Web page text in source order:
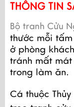
THÔNG TIN
Bộ tranh Cửu
thước mỗi
ở phòng
tránh mất
trong làm ăn.
Cá thuộc